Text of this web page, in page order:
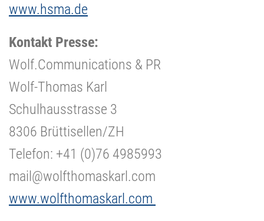
www.hsma.de
Kontakt Presse:
Wolf.Communications & PR
Wolf-Thomas Karl
Schulhausstrasse 3
8306 Brüttisellen/ZH
Telefon: +41 (0)76 4985993
mail@wolfthomaskarl.com
www.wolfthomaskarl.com